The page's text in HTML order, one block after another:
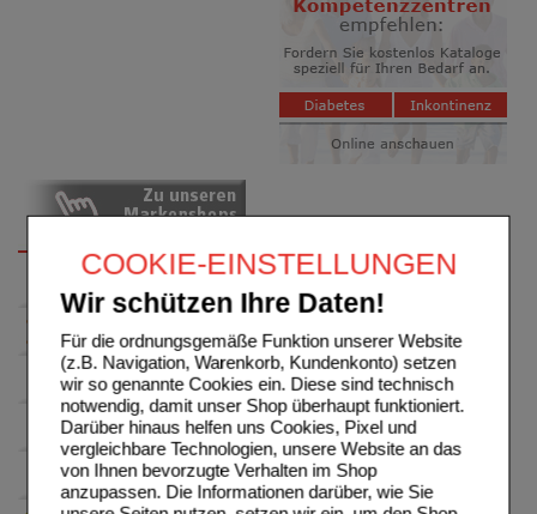
COOKIE-EINSTELLUNGEN
Wir schützen Ihre Daten!
Für die ordnungsgemäße Funktion unserer Website
(z.B. Navigation, Warenkorb, Kundenkonto) setzen
wir so genannte Cookies ein. Diese sind technisch
notwendig, damit unser Shop überhaupt funktioniert.
Darüber hinaus helfen uns Cookies, Pixel und
vergleichbare Technologien, unsere Website an das
von Ihnen bevorzugte Verhalten im Shop
anzupassen. Die Informationen darüber, wie Sie